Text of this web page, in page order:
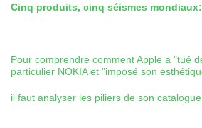
Cinq produits, cinq séismes mondiaux:
Pour comprendre comment Apple a "tué
particulier NOKIA et "imposé son
il faut analyser les piliers de son